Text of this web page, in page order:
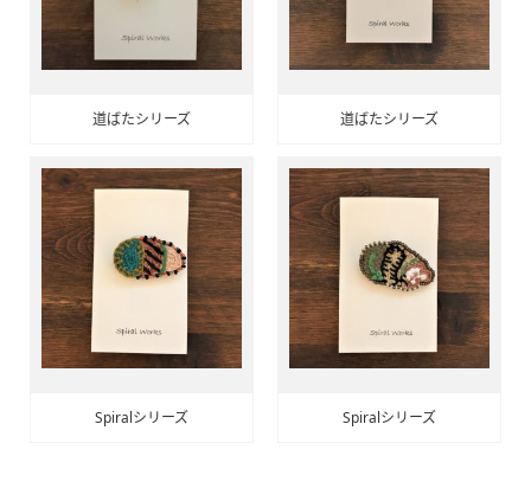
道ばたシリーズ 道ばたシリーズ
Spiralシリーズ Spiralシリーズ